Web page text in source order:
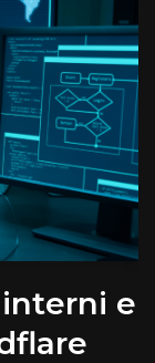
e